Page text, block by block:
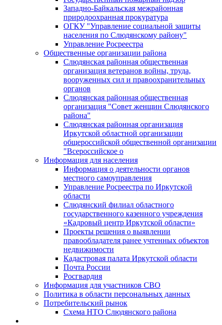
Западно-Байкальская межрайонная
природоохранная прокуратура
ОГКУ "Управление социальной защиты
населения по Слюдянскому району"
Управление Росреестра
Общественные организации района
Слюдянская районная общественная
организация ветеранов войны, труда,
вооруженных сил и правоохранительных
органов
Слюдянская районная общественная
организация "Совет женщин Слюдянского
района"
Слюдянская районная организация
Иркутской областной организации
общероссийской общественной организации
"Всероссийское о
Информация для населения
Информация о деятельности органов
местного самоуправления
Управление Росреестра по Иркутской
области
Слюдянский филиал областного
государственного казенного учреждения
«Кадровый центр Иркутской области»
Проекты решения о выявлении
правообладателя ранее учтенных объектов
недвижимости
Кадастровая палата Иркутской области
Почта России
Росгвардия
Информация для участников СВО
Политика в области персональных данных
Потребительский рынок
Схема НТО Слюдянского района